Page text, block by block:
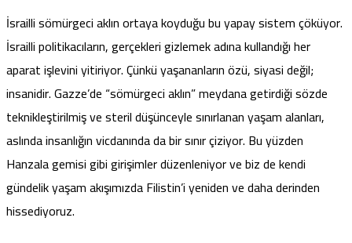
İsrailli sömürgeci aklın ortaya koyduğu bu yapay sistem çöküyor.
İsrailli politikacıların, gerçekleri gizlemek adına kullandığı her
aparat işlevini yitiriyor. Çünkü yaşananların özü, siyasi değil;
insanidir. Gazze’de “sömürgeci aklın” meydana getirdiği sözde
teknikleştirilmiş ve steril düşünceyle sınırlanan yaşam alanları,
aslında insanlığın vicdanında da bir sınır çiziyor. Bu yüzden
Hanzala gemisi gibi girişimler düzenleniyor ve biz de kendi
gündelik yaşam akışımızda Filistin’i yeniden ve daha derinden
hissediyoruz.